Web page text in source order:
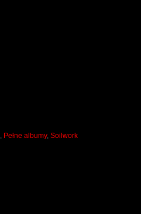
Pełne albumy, Soilwork